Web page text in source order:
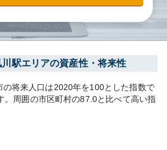
川駅エリアの資産性・将来性
の将来人口は2020年を100とした指数で
周囲の市区町村の87.0と比べて高い指